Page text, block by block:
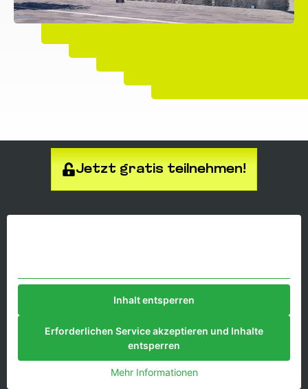
Jetzt gratis teilnehmen!
Inhalt entsperren
Erforderlichen Service akzeptieren und Inhalte
entsperren
Mehr Informationen